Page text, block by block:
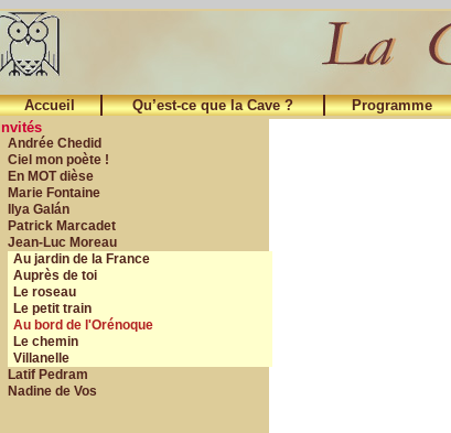
Accueil Qu’est-ce que la Cave ? Programme
Invités
Andrée Chedid
Ciel mon poète !
En MOT dièse
Marie Fontaine
Ilya Galán
Patrick Marcadet
Jean-Luc Moreau
Au jardin de la France
Auprès de toi
Le roseau
Le petit train
Au bord de l'Orénoque
Le chemin
Villanelle
Latif Pedram
Nadine de Vos